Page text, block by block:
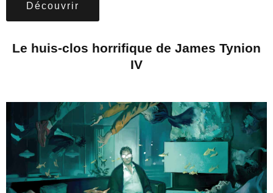
Découvrir
Le huis-clos horrifique de James Tynion
IV